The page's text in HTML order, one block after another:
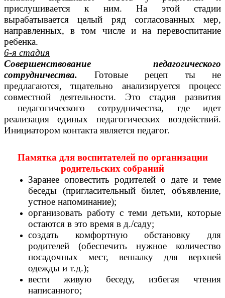
прислушивается к ним. На этой стадии
вырабатывается целый ряд согласованных мер,
направленных, в том числе и на перевоспитание
ребенка.
6-я стадия
Совершенствование педагогического
сотрудничества. Готовые рецеп ты не
предлагаются, тщательно анализируется процесс
совместной деятельности. Это стадия развития
педагогического сотрудничества, где идет
реализация единых педагогических воздействий.
Инициатором контакта является педагог.
Памятка для воспитателей по организации
родительских собраний
Заранее оповестить родителей о дате и теме
беседы (пригласительный билет, объявление,
устное напоминание);
организовать работу с теми детьми, которые
остаются в это время в д./саду;
создать комфортную обстановку для
родителей (обеспечить нужное количество
посадочных мест, вешалку для верхней
одежды и т.д.);
вести живую беседу, избегая чтения
написанного;